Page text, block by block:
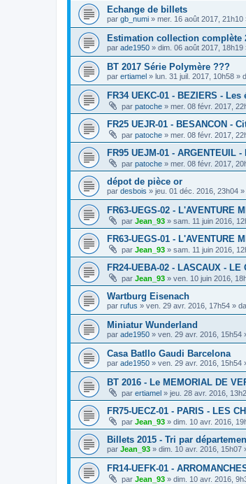
Echange de billets
par gb_numi » mer. 16 août 2017, 21h10
Estimation collection complète
par ade1950 » dim. 06 août 2017, 18h19
BT 2017 Série Polymère ???
par ertiamel » lun. 31 juil. 2017, 10h58 »
FR34 UEKC-01 - BEZIERS -
par patoche » mer. 08 févr. 2017,
FR25 UEJR-01 - BESANCON -
par patoche » mer. 08 févr. 2017,
FR95 UEJM-01 -
par patoche » mer. 08 févr. 2017,
dépot de pièce or
par desbois » jeu. 01 déc. 2016, 23h04 »
FR63-UEGS-02 - L'AVENTURE
par Jean_93 » sam. 11 juin 2016,
FR63-UEGS-01 - L'AVENTURE
par Jean_93 » sam. 11 juin 2016,
FR24-UEBA-02 - LASCAUX - LE
par Jean_93 » ven. 10 juin 2016,
Wartburg Eisenach
par rufus » ven. 29 avr. 2016, 17h54 »
Miniatur Wunderland
par ade1950 » ven. 29 avr. 2016, 15h54
Casa Batllo Gaudi Barcelona
par ade1950 » ven. 29 avr. 2016, 15h54
BT 2016 - Le MEMORIAL DE
par ertiamel » jeu. 28 avr. 2016,
FR75-UECZ-01 - PARIS - LES
par Jean_93 » dim. 10 avr. 2016,
Billets 2015 - Tri par
par Jean_93 » dim. 10 avr. 2016, 15h07
FR14-UEFK-01 -
par Jean_93 » dim. 10 avr. 2016,